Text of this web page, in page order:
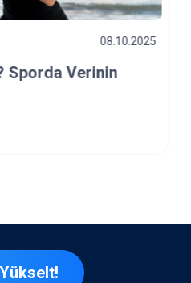
03.10.2025
Spor ve